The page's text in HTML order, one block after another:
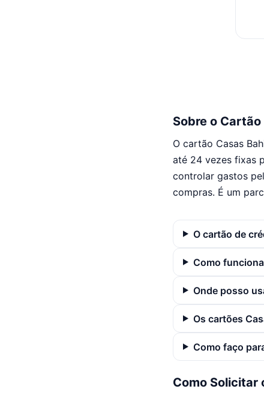
Sobre o Cartão
O cartão Casas
até 24 vezes fixas
controlar gastos
compras. É um
O cartão de
Como
Onde posso
Os cartões
Como faço
Como Solicitar